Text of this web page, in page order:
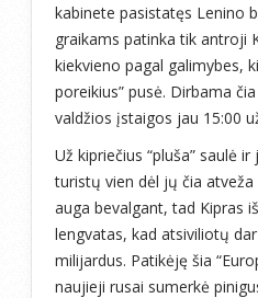
kabinete pasistatęs Lenino
graikams patinka tik antroji
kiekvieno pagal galimybes,
poreikius” pusė. Dirbama
valdžios įstaigos jau 15:00
Už kipriečius “pluša” saulė
turistų vien dėl jų čia atveža
auga bevalgant, tad Kipras
lengvatas, kad atsiviliotų
milijardus. Patikėję šia
naujieji rusai sumerkė